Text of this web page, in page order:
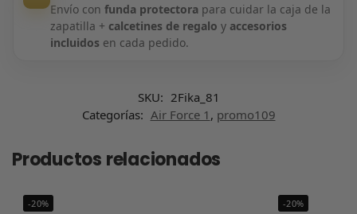
Envío con funda protectorapara cuidar la caja de la
zapatilla + calcetines de regalo y accesorios
incluidos en cada pedido.
SKU: 2Fika_81
Categorías: Air Force 1 , promo109
Productos relacionados
-20% -20%